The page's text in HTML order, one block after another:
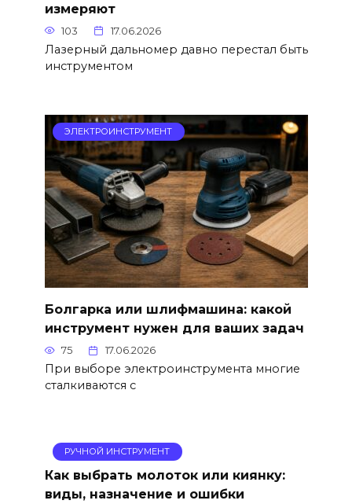
измеряют
103 17.06.2026
Лазерный дальномер давно перестал быть
инструментом
ЭЛЕКТРОИНСТРУМЕНТ
Болгарка или шлифмашина: какой
инструмент нужен для ваших задач
75 17.06.2026
При выборе электроинструмента многие
сталкиваются с
РУЧНОЙ ИНСТРУМЕНТ
Как выбрать молоток или киянку:
виды, назначение и ошибки